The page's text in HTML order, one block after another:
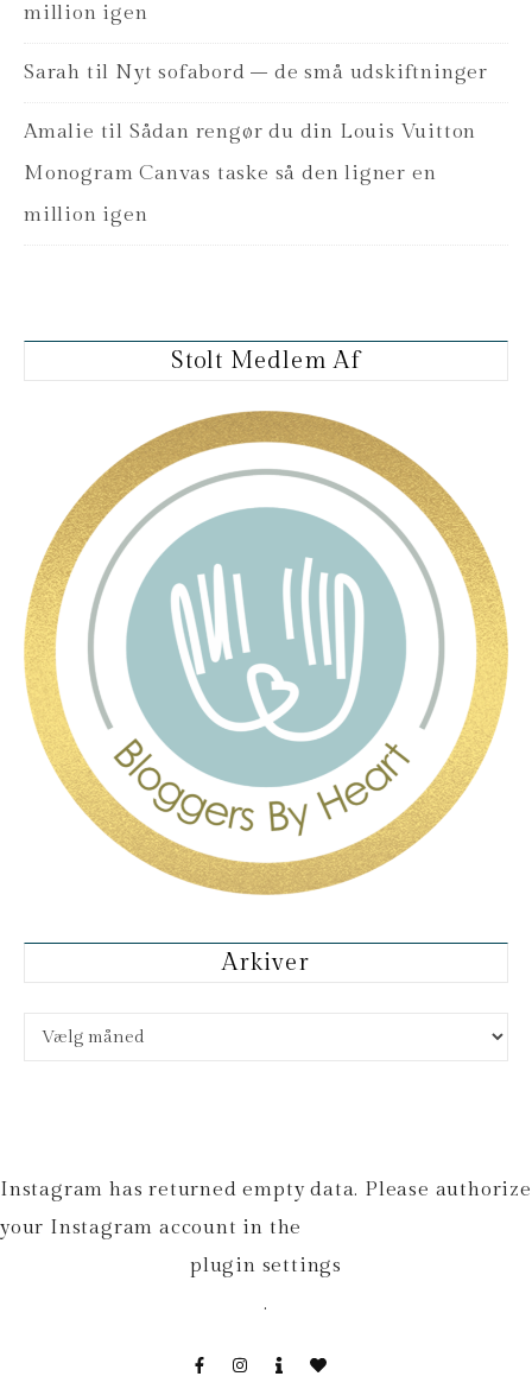
million igen
Sarah til Nyt sofabord – de små udskiftninger
Amalie til Sådan rengør du din Louis Vuitton
Monogram Canvas taske så den ligner en
million igen
Stolt Medlem Af
Arkiver
Arkiver
Instagram has returned empty data. Please authorize
your Instagram account in the
plugin settings
.